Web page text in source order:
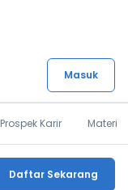
Masuk
Prospek Karir Materi
Daftar Sekarang